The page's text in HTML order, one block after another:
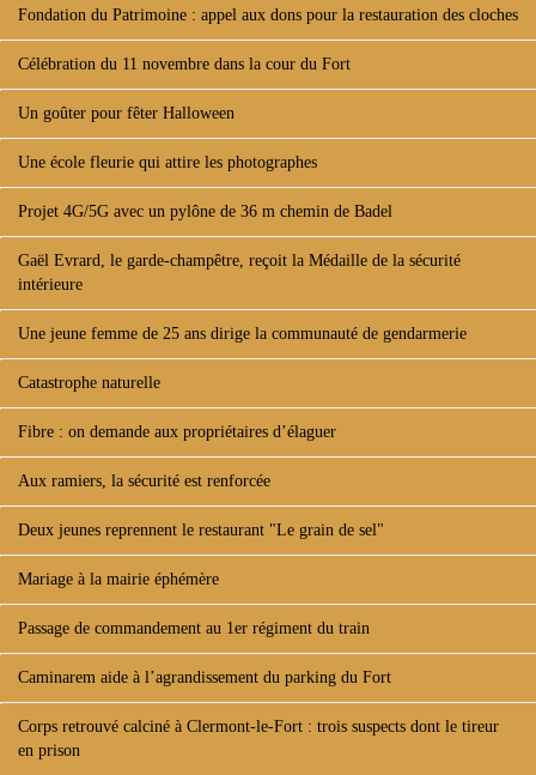
Fondation du Patrimoine : appel aux dons pour la restauration des cloches
Célébration du 11 novembre dans la cour du Fort
Un goûter pour fêter Halloween
Une école fleurie qui attire les photographes
Projet 4G/5G avec un pylône de 36 m chemin de Badel
Gaël Evrard, le garde-champêtre, reçoit la Médaille de la sécurité
intérieure
Une jeune femme de 25 ans dirige la communauté de gendarmerie
Catastrophe naturelle
Fibre : on demande aux propriétaires d’élaguer
Aux ramiers, la sécurité est renforcée
Deux jeunes reprennent le restaurant "Le grain de sel"
Mariage à la mairie éphémère
Passage de commandement au 1er régiment du train
Caminarem aide à l’agrandissement du parking du Fort
Corps retrouvé calciné à Clermont-le-Fort : trois suspects dont le tireur
en prison